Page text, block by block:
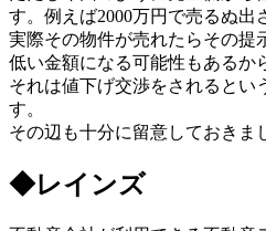
す。例えば2000万円で売るぬ出
実際その物件が売れたらその提
低い金額になる可能性もあるか
それは値下げ交渉をされるとい
す。
その辺も十分に留意しておきま
◆レインズ